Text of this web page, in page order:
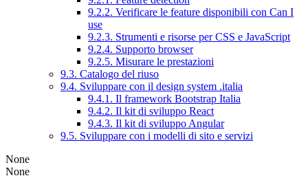
9.2.2. Verificare le feature disponibili con Can I
use
9.2.3. Strumenti e risorse per CSS e JavaScript
9.2.4. Supporto browser
9.2.5. Misurare le prestazioni
9.3. Catalogo del riuso
9.4. Sviluppare con il design system .italia
9.4.1. Il framework Bootstrap Italia
9.4.2. Il kit di sviluppo React
9.4.3. Il kit di sviluppo Angular
9.5. Sviluppare con i modelli di sito e servizi
None
None